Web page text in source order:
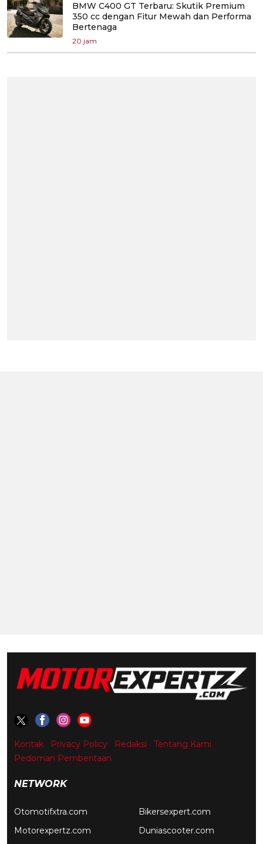
BMW C400 GT Terbaru: Skutik Premium
350 cc dengan Fitur Mewah dan Performa
Bertenaga
20 jam
Kontak Privacy Policy Redaksi
Tentang Kami
Pedoman Pemberitaan
NETWORK
Otomotifxtra.com
Motorexpertz.com
Bikersexpert.com
Duniascooter.com